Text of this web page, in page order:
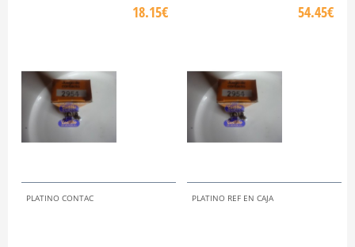
18.15€ 54.45€
PLATINO CONTAC PLATINO REF EN CAJA